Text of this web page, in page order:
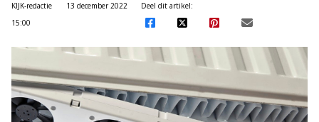
KIJK-redactie
13 december 2022
15:00
Deel dit artikel: